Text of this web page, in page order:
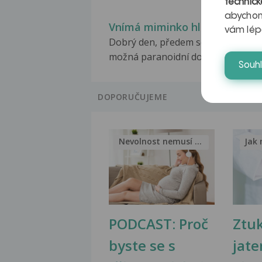
Vnímá miminko hluk?
Dobrý den, předem se omlouvám za
možná paranoidní dotaz,ale...
DOPORUČUJEME
PODCAST: Proč
byste se s
Nevolnost nemusí být nutnou... Jak
vám